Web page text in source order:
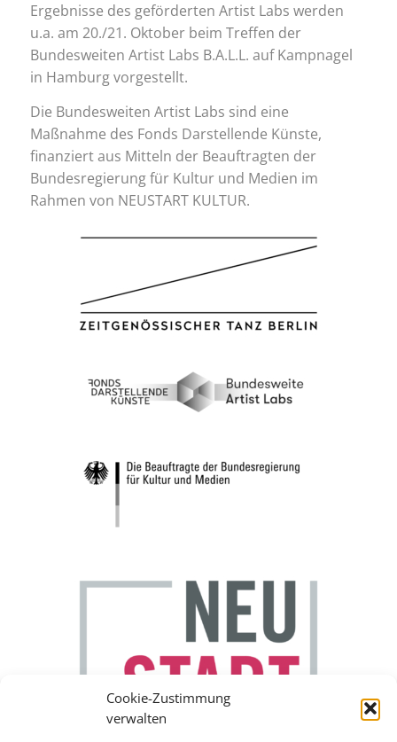
Cookie-Zustimmung
verwalten
Ergebnisse des geförderten Artist Labs werden
u.a. am 20./21. Oktober beim Treffen der
Bundesweiten Artist Labs B.A.L.L. auf Kampnagel
in Hamburg vorgestellt.
Die Bundesweiten Artist Labs sind eine
Maßnahme des Fonds Darstellende Künste,
finanziert aus Mitteln der Beauftragten der
Bundesregierung für Kultur und Medien im
Rahmen von NEUSTART KULTUR.